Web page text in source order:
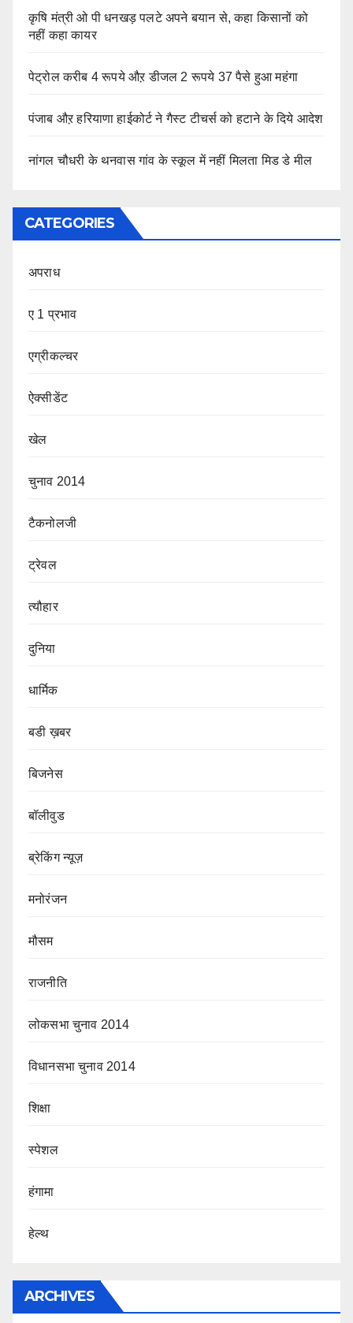
कृषि मंत्री ओ पी धनखड़ पलटे अपने बयान से, कहा किसानों को
नहीं कहा कायर
पेट्रोल करीब 4 रूपये औऱ डीजल 2 रूपये 37 पैसे हुआ महंगा
पंजाब औऱ हरियाणा हाईकोर्ट ने गैस्ट टीचर्स को हटाने के दिये आदेश
नांगल चौधरी के थनवास गांव के स्कूल में नहीं मिलता मिड डे मील
CATEGORIES
अपराध
ए 1 प्रभाव
एग्रीकल्चर
ऐक्सीडेंट
खेल
चुनाव 2014
टैकनोलजी
ट्रेवल
त्यौहार
दुनिया
धार्मिक
बडी ख़बर
बिजनेस
बॉलीवुड
ब्रेकिंग न्यूज़
मनोरंजन
मौसम
राजनीति
लोकसभा चुनाव 2014
विधानसभा चुनाव 2014
शिक्षा
स्पेशल
हंगामा
हेल्थ
ARCHIVES